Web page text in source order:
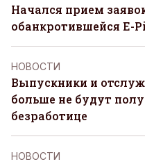
Начался прием
обанкротившейся E-
НОВОСТИ
Выпускники и
больше не будут
безработице
НОВОСТИ